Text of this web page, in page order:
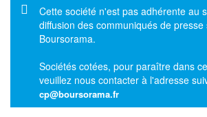
Message d'information
Cette société n'est pas adhérente au
diffusion des communiqués de presse
Boursorama.
Sociétés cotées, pour paraître dans
veuillez nous contacter à l'adresse
cp@boursorama.fr